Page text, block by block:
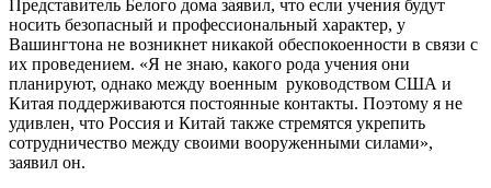
Представитель Белого дома заявил, что если учения будут
носить безопасный и профессиональный характер, у
Вашингтона не возникнет никакой обеспокоенности в связи с
их проведением. «Я не знаю, какого рода учения они
планируют, однако между военным руководством США и
Китая поддерживаются постоянные контакты. Поэтому я не
удивлен, что Россия и Китай также стремятся укрепить
сотрудничество между своими вооруженными силами»,
заявил он.